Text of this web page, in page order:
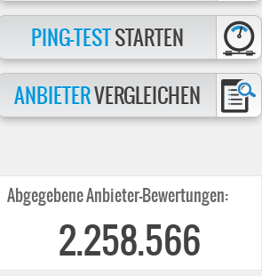
PING-TESTSTARTEN
ANBIETERVERGLEICHEN
Abgegebene Anbieter-Bewertungen:
2.258.566